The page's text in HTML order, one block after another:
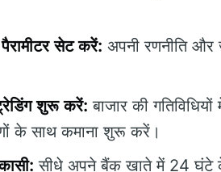
सेट करें: अपनी रणनीति
शुरू करें: बाजार की
के साथ कमाना शुरू करें।
सीधे अपने बैंक खाते में 24 घंटे